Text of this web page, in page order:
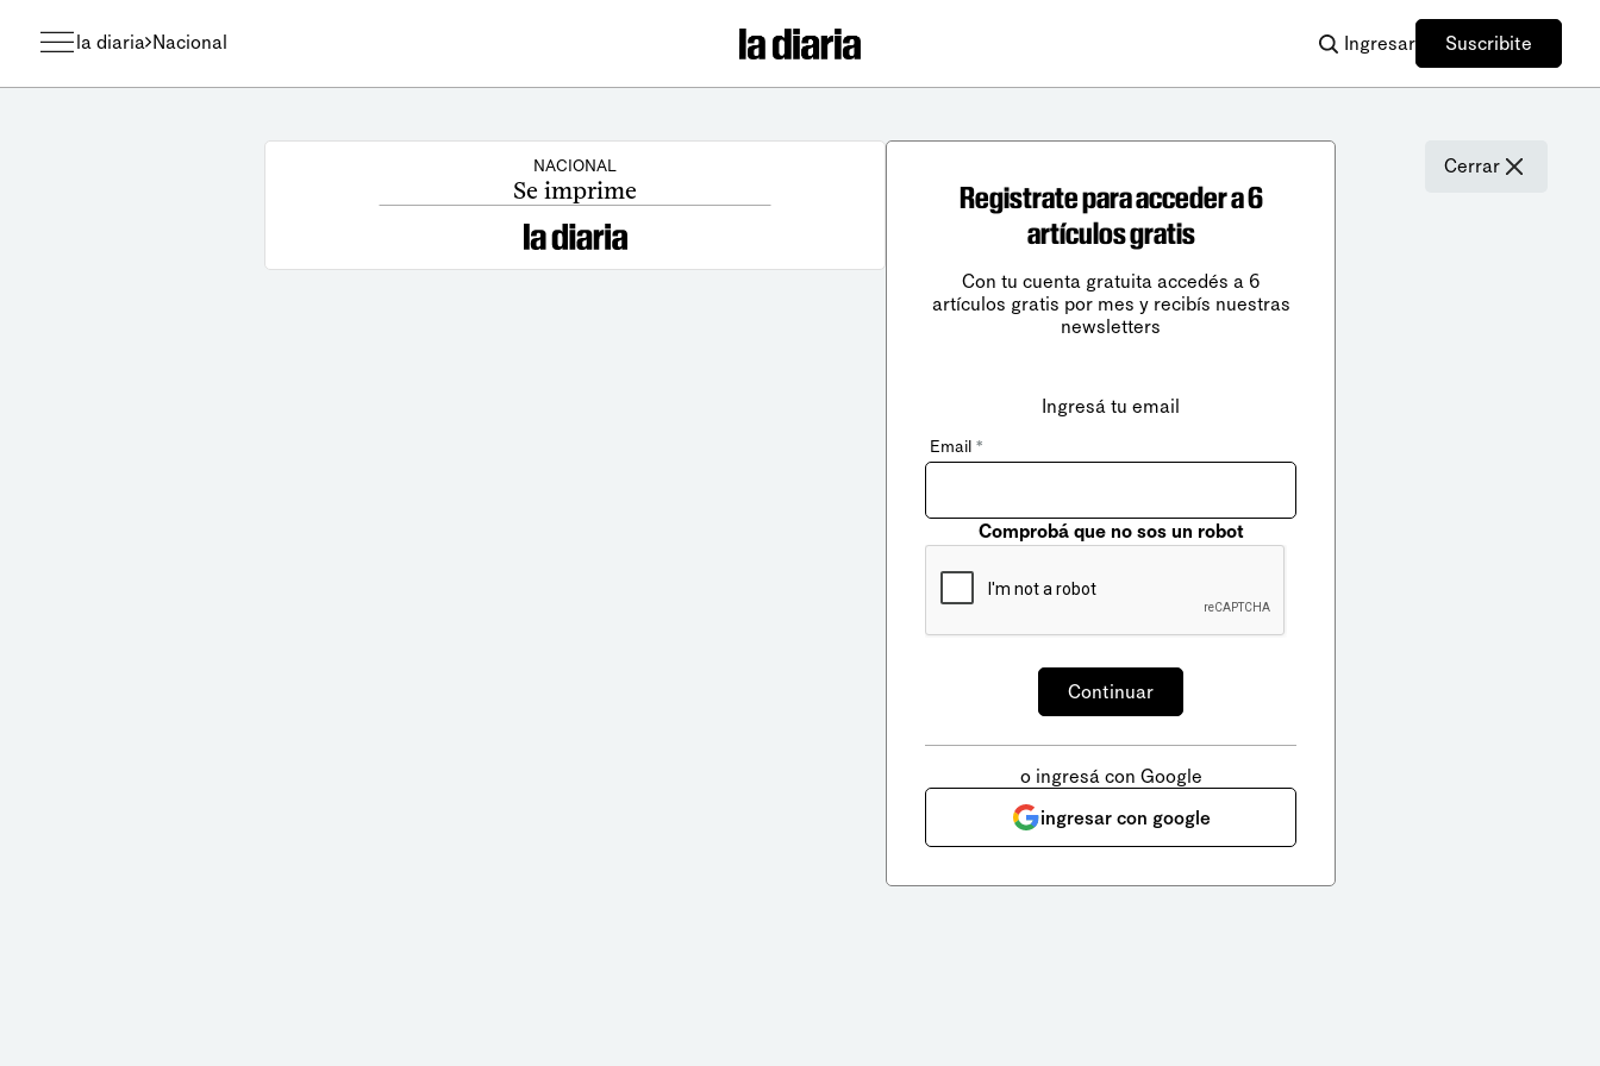
la diaria Nacional Ingresar Suscribite
NACIONAL
Se imprime
Cerrar
Registrate para acceder a 6
artículos gratis
Con tu cuenta gratuita accedés a 6
artículos gratis por mes y recibís nuestras
newsletters
Ingresá tu email
Email *
Comprobá que no sos un robot
o ingresá con Google
ingresar con google